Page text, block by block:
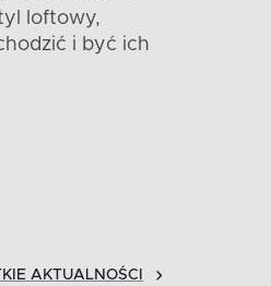
loftowy,
i być ich
AKTUALNOŚCI